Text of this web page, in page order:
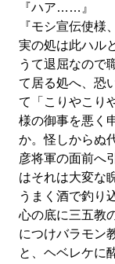
『ハア……』
『モシ宣伝使様
実の処は此ハル
うて退屈なので
て居る処へ、恐
て「こりやこり
様の御事を悪く
か。怪しからぬ
彦将軍の面前へ
はそれは大変な
うまく酒で釣り
心の底に三五教
につけバラモン
と、ヘベレケに